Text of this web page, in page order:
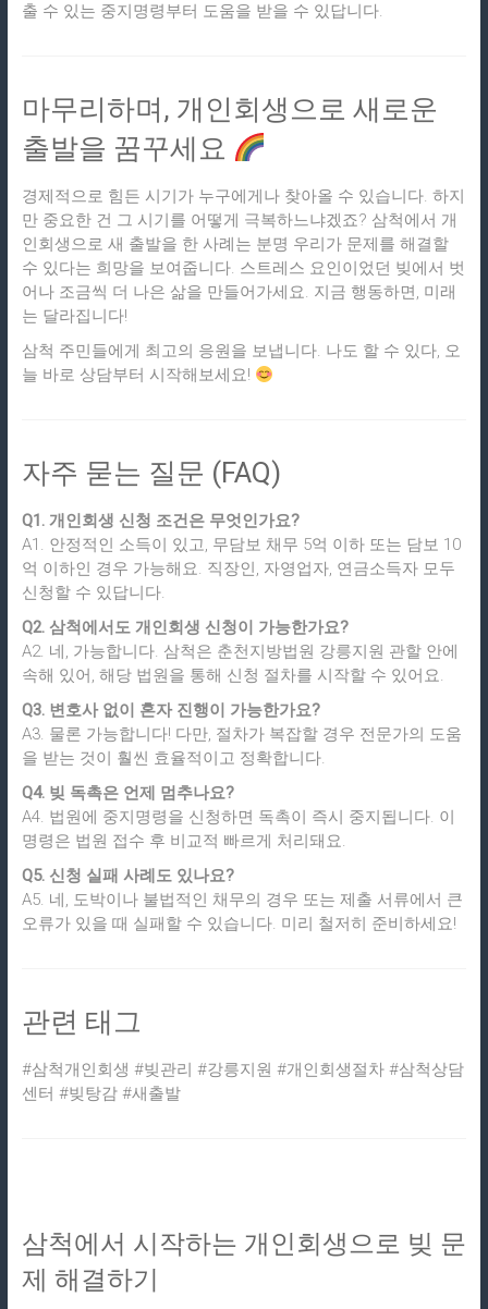
출 수 있는 중지명령부터 도움을 받을 수 있답니다.
마무리하며, 개인회생으로 새로운
출발을 꿈꾸세요
경제적으로 힘든 시기가 누구에게나 찾아올 수 있습니다. 하지
만 중요한 건 그 시기를 어떻게 극복하느냐겠죠? 삼척에서 개
인회생으로 새 출발을 한 사례는 분명 우리가 문제를 해결할
수 있다는 희망을 보여줍니다. 스트레스 요인이었던 빚에서 벗
어나 조금씩 더 나은 삶을 만들어가세요. 지금 행동하면, 미래
는 달라집니다!
삼척 주민들에게 최고의 응원을 보냅니다. 나도 할 수 있다, 오
늘 바로 상담부터 시작해보세요!
자주 묻는 질문 (FAQ)
Q1. 개인회생 신청 조건은 무엇인가요?
A1. 안정적인 소득이 있고, 무담보 채무 5억 이하 또는 담보 10
억 이하인 경우 가능해요. 직장인, 자영업자, 연금소득자 모두
신청할 수 있답니다.
Q2. 삼척에서도 개인회생 신청이 가능한가요?
A2. 네, 가능합니다. 삼척은 춘천지방법원 강릉지원 관할 안에
속해 있어, 해당 법원을 통해 신청 절차를 시작할 수 있어요.
Q3. 변호사 없이 혼자 진행이 가능한가요?
A3. 물론 가능합니다! 다만, 절차가 복잡할 경우 전문가의 도움
을 받는 것이 훨씬 효율적이고 정확합니다.
Q4. 빚 독촉은 언제 멈추나요?
A4. 법원에 중지명령을 신청하면 독촉이 즉시 중지됩니다. 이
명령은 법원 접수 후 비교적 빠르게 처리돼요.
Q5. 신청 실패 사례도 있나요?
A5. 네, 도박이나 불법적인 채무의 경우 또는 제출 서류에서 큰
오류가 있을 때 실패할 수 있습니다. 미리 철저히 준비하세요!
관련 태그
#삼척개인회생 #빚관리 #강릉지원 #개인회생절차 #삼척상담
센터 #빚탕감 #새출발
삼척에서 시작하는 개인회생으로 빚 문
제 해결하기